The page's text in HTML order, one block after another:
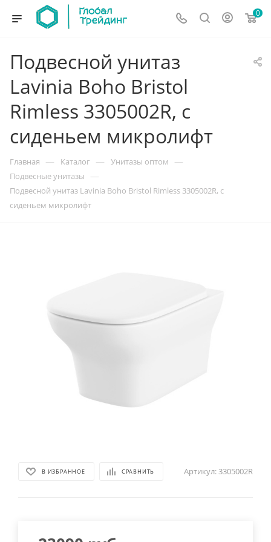
0
Подвесной унитаз
Lavinia Boho Bristol
Rimless 3305002R, с
сиденьем микролифт
Главная — Каталог — Унитазы оптом —
Подвесные унитазы —
Подвесной унитаз Lavinia Boho Bristol Rimless 3305002R, с
сиденьем микролифт
В ИЗБРАННОЕ СРАВНИТЬ Артикул:3305002R